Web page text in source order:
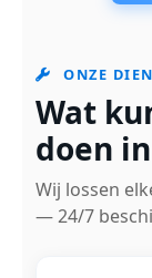
ONZE
Wat
doen
Wij lossen
— 24/7